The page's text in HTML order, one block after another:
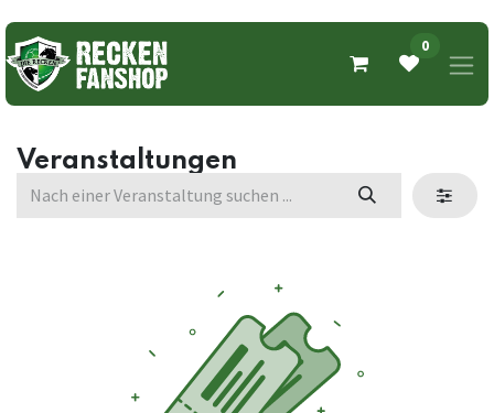
0
Veranstaltungen